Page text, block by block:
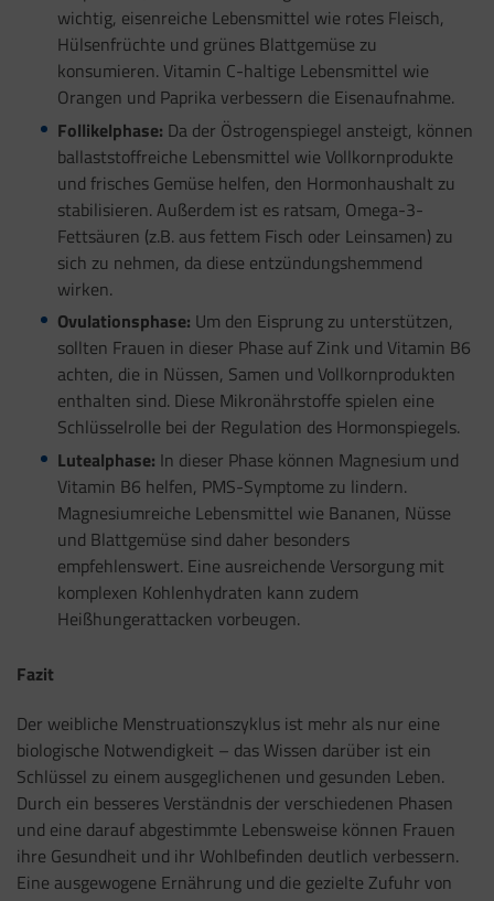
wichtig, eisenreiche Lebensmittel wie rotes Fleisch,
Hülsenfrüchte und grünes Blattgemüse zu
konsumieren. Vitamin C-haltige Lebensmittel wie
Orangen und Paprika verbessern die Eisenaufnahme.
Follikelphase: Da der Östrogenspiegel ansteigt, können
ballaststoffreiche Lebensmittel wie Vollkornprodukte
und frisches Gemüse helfen, den Hormonhaushalt zu
stabilisieren. Außerdem ist es ratsam, Omega-3-
Fettsäuren (z.B. aus fettem Fisch oder Leinsamen) zu
sich zu nehmen, da diese entzündungshemmend
wirken.
Ovulationsphase: Um den Eisprung zu unterstützen,
sollten Frauen in dieser Phase auf Zink und Vitamin B6
achten, die in Nüssen, Samen und Vollkornprodukten
enthalten sind. Diese Mikronährstoffe spielen eine
Schlüsselrolle bei der Regulation des Hormonspiegels.
Lutealphase: In dieser Phase können Magnesium und
Vitamin B6 helfen, PMS-Symptome zu lindern.
Magnesiumreiche Lebensmittel wie Bananen, Nüsse
und Blattgemüse sind daher besonders
empfehlenswert. Eine ausreichende Versorgung mit
komplexen Kohlenhydraten kann zudem
Heißhungerattacken vorbeugen.
Fazit
Der weibliche Menstruationszyklus ist mehr als nur eine
biologische Notwendigkeit – das Wissen darüber ist ein
Schlüssel zu einem ausgeglichenen und gesunden Leben.
Durch ein besseres Verständnis der verschiedenen Phasen
und eine darauf abgestimmte Lebensweise können Frauen
ihre Gesundheit und ihr Wohlbefinden deutlich verbessern.
Eine ausgewogene Ernährung und die gezielte Zufuhr von